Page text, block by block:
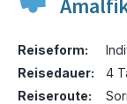
Reiseform:
Reisedauer:
4
Reiseroute: